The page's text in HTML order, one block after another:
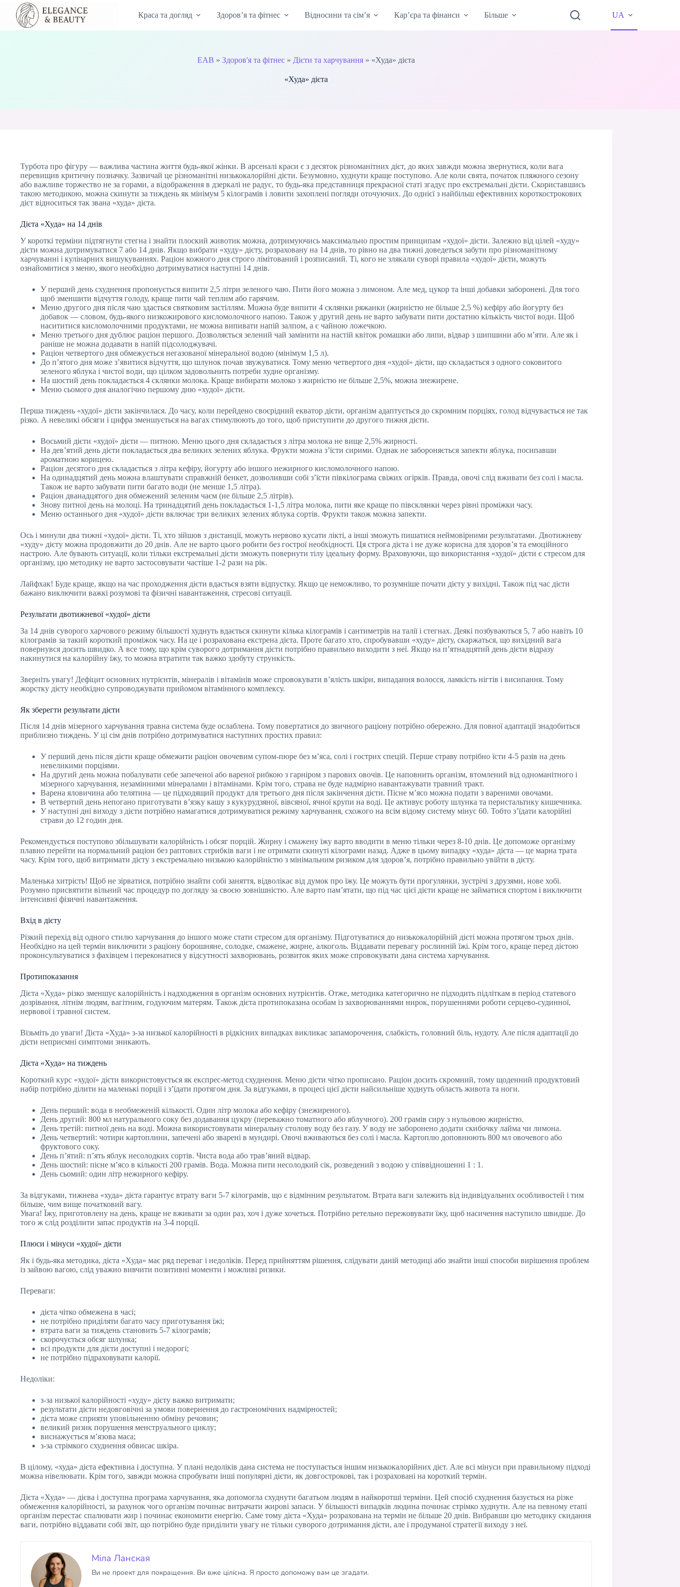
Перейти
вмісту
Краса та догляд Здоров’я та фітнес Відносини та сім’я Кар’єра та фінанси Більше UA
EAB » Здоров'я та фітнес» Дієти та харчування» «Худа» дієта
«Худа» дієта
Турбота про фігуру — важлива частина життя будь-якої жінки. В арсеналі краси є з десяток різноманітних дієт, до яких завжди можна звернутися, коли вага
перевищив критичну позначку. Зазвичай це різноманітні низькокалорійні дієти. Безумовно, худнути краще поступово. Але коли свята, початок пляжного сезону
або важливе торжество не за горами, а відображення в дзеркалі не радує, то будь-яка представниця прекрасної статі згадує про екстремальні дієти. Скориставшись
такою методикою, можна скинути за тиждень як мінімум 5 кілограмів і ловити захоплені погляди оточуючих. До однієї з найбільш ефективних короткострокових
дієт відноситься так звана «худа» дієта.
Дієта «Худа» на 14 днів
У короткі терміни підтягнути стегна і знайти плоский животик можна, дотримуючись максимально простим принципам «худої» дієти. Залежно від цілей «худу»
дієти можна дотримуватися 7 або 14 днів. Якщо вибрати «худу» дієту, розраховану на 14 днів, то рівно на два тижні доведеться забути про різноманітному
харчуванні і кулінарних вишукуваннях. Раціон кожного дня строго лімітований і розписаний. Ті, кого не злякали суворі правила «худої» дієти, можуть
ознайомитися з меню, якого необхідно дотримуватися наступні 14 днів.
У перший день схуднення пропонується випити 2,5 літри зеленого чаю. Пити його можна з лимоном. Але мед, цукор та інші добавки заборонені. Для того
щоб зменшити відчуття голоду, краще пити чай теплим або гарячим.
Меню другого дня після чаю здасться святковим застіллям. Можна буде випити 4 склянки ряжанки (жирністю не більше 2,5 %) кефіру або йогурту без
добавок — словом, будь-якого низкожирового кисломолочного напою. Також у другий день не варто забувати пити достатню кількість чистої води. Щоб
насититися кисломолочними продуктами, не можна випивати напій залпом, а є чайною ложечкою.
Меню третього дня дублює раціон першого. Дозволяється зелений чай замінити на настій квіток ромашки або липи, відвар з шипшини або м’яти. Але як і
раніше не можна додавати в напій підсолоджувачі.
Раціон четвертого дня обмежується негазованої мінеральної водою (мінімум 1,5 л).
До п’ятого дня може з’явитися відчуття, що шлунок почав звужуватися. Тому меню четвертого дня «худої» дієти, що складається з одного соковитого
зеленого яблука і чистої води, що цілком задовольнить потреби худне організму.
На шостий день покладається 4 склянки молока. Краще вибирати молоко з жирністю не більше 2,5%, можна знежирене.
Меню сьомого дня аналогічно першому дню «худої» дієти.
Перша тиждень «худої» дієти закінчилася. До часу, коли перейдено своєрідний екватор дієти, організм адаптується до скромним порціях, голод відчувається не так
різко. А невеликі обсяги і цифра зменшується на вагах стимулюють до того, щоб приступити до другого тижня дієти.
Восьмий дієти «худої» дієти — питною. Меню цього дня складається з літра молока не вище 2,5% жирності.
На дев’ятий день дієти покладається два великих зелених яблука. Фрукти можна з’їсти сирими. Однак не забороняється запекти яблука, посипавши
ароматною корицею.
Раціон десятого дня складається з літра кефіру, йогурту або іншого нежирного кисломолочного напою.
На одинадцятий день можна влаштувати справжній бенкет, дозволивши собі з’їсти півкілограма свіжих огірків. Правда, овочі слід вживати без солі і масла.
Також не варто забувати пити багато води (не менше 1,5 літра).
Раціон дванадцятого дня обмежений зеленим чаєм (не більше 2,5 літрів).
Знову питної день на молоці. На тринадцятий день покладається 1-1,5 літра молока, пити яке краще по півсклянки через рівні проміжки часу.
Меню останнього дня «худої» дієти включає три великих зелених яблука сортів. Фрукти також можна запекти.
Ось і минули два тижні «худої» дієти. Ті, хто зійшов з дистанції, можуть нервово кусати лікті, а інші зможуть пишатися неймовірними результатами. Двотижневу
«худу» дієту можна продовжити до 20 днів. Але не варто цього робити без гострої необхідності. Ця строга дієта і не дуже корисна для здоров’я та емоційного
настрою. Але бувають ситуації, коли тільки екстремальні дієти зможуть повернути тілу ідеальну форму. Враховуючи, що використання «худої» дієти є стресом для
організму, цю методику не варто застосовувати частіше 1-2 рази на рік.
Лайфхак! Буде краще, якщо на час проходження дієти вдасться взяти відпустку. Якщо це неможливо, то розумніше почати дієту у вихідні. Також під час дієти
бажано виключити важкі розумові та фізичні навантаження, стресові ситуації.
Результати двотижневої «худої» дієти
За 14 днів суворого харчового режиму більшості худнуть вдається скинути кілька кілограмів і сантиметрів на талії і стегнах. Деякі позбуваються 5, 7 або навіть 10
кілограмів за такий короткий проміжок часу. На це і розрахована екстрена дієта. Проте багато хто, спробувавши «худу» дієту, скаржаться, що вихідний вага
повернувся досить швидко. А все тому, що крім суворого дотримання дієти потрібно правильно виходити з неї. Якщо на п’ятнадцятий день дієти відразу
накинутися на калорійну їжу, то можна втратити так важко здобуту стрункість.
Зверніть увагу! Дефіцит основних нутрієнтів, мінералів і вітамінів може спровокувати в’ялість шкіри, випадання волосся, ламкість нігтів і висипання. Тому
жорстку дієту необхідно супроводжувати прийомом вітамінного комплексу.
Як зберегти результати дієти
Після 14 днів мізерного харчування травна система буде ослаблена. Тому повертатися до звичного раціону потрібно обережно. Для повної адаптації знадобиться
приблизно тиждень. У ці сім днів потрібно дотримуватися наступних простих правил:
У перший день після дієти краще обмежити раціон овочевим супом-пюре без м’яса, солі і гострих спецій. Перше страву потрібно їсти 4-5 разів на день
невеликими порціями.
На другий день можна побалувати себе запеченої або вареної рибкою з гарніром з парових овочів. Це наповнить організм, втомлений від одноманітного і
мізерного харчування, незамінними мінералами і вітамінами. Крім того, страва не буде надмірно навантажувати травний тракт.
Варена яловичина або телятина — це підходящий продукт для третього дня після закінчення дієти. Пісне м’ясо можна подати з вареними овочами.
В четвертий день непогано приготувати в’язку кашу з кукурудзяної, вівсяної, ячної крупи на воді. Це активує роботу шлунка та перистальтику кишечника.
У наступні дні виходу з дієти потрібно намагатися дотримуватися режиму харчування, схожого на всім відому систему мінус 60. Тобто з’їдати калорійні
страви до 12 годин дня.
Рекомендується поступово збільшувати калорійність і обсяг порцій. Жирну і смажену їжу варто вводити в меню тільки через 8-10 днів. Це допоможе організму
плавно перейти на нормальний раціон без раптових стрибків ваги і не отримати скинуті кілограми назад. Адже в цьому випадку «худа» дієта — це марна трата
часу. Крім того, щоб витримати дієту з екстремально низькою калорійністю з мінімальним ризиком для здоров’я, потрібно правильно увійти в дієту.
Маленька хитрість! Щоб не зірватися, потрібно знайти собі заняття, відволікає від думок про їжу. Це можуть бути прогулянки, зустрічі з друзями, нове хобі.
Розумно присвятити вільний час процедур по догляду за своєю зовнішністю. Але варто пам’ятати, що під час цієї дієти краще не займатися спортом і виключити
інтенсивні фізичні навантаження.
Вхід в дієту
Різкий перехід від одного стилю харчування до іншого може стати стресом для організму. Підготуватися до низькокалорійній дієті можна протягом трьох днів.
Необхідно на цей термін виключити з раціону борошняне, солодке, смажене, жирне, алкоголь. Віддавати перевагу рослинній їжі. Крім того, краще перед дієтою
проконсультуватися з фахівцем і переконатися у відсутності захворювань, розвиток яких може спровокувати дана система харчування.
Протипоказання
Дієта «Худа» різко зменшує калорійність і надходження в організм основних нутрієнтів. Отже, методика категорично не підходить підліткам в період статевого
дозрівання, літнім людям, вагітним, годуючим матерям. Також дієта протипоказана особам із захворюваннями нирок, порушеннями роботи серцево-судинної,
нервової і травної систем.
Візьміть до уваги! Дієта «Худа» з-за низької калорійності в рідкісних випадках викликає запаморочення, слабкість, головний біль, нудоту. Але після адаптації до
дієти неприємні симптоми зникають.
Дієта «Худа» на тиждень
Короткий курс «худої» дієти використовується як експрес-метод схуднення. Меню дієти чітко прописано. Раціон досить скромний, тому щоденний продуктовий
набір потрібно ділити на маленькі порції і з’їдати протягом дня. За відгуками, в процесі цієї дієти найсильніше худнуть область живота та ноги.
День перший: вода в необмеженій кількості. Один літр молока або кефіру (знежиреного).
День другий: 800 мл натурального соку без додавання цукру (переважно томатного або яблучного). 200 грамів сиру з нульовою жирністю.
День третій: питної день на воді. Можна використовувати мінеральну столову воду без газу. У воду не заборонено додати скибочку лайма чи лимона.
День четвертий: чотири картоплини, запечені або зварені в мундирі. Овочі вживаються без солі і масла. Картоплю доповнюють 800 мл овочевого або
фруктового соку.
День п’ятий: п’ять яблук несолодких сортів. Чиста вода або трав’яний відвар.
День шостий: пісне м’ясо в кількості 200 грамів. Вода. Можна пити несолодкий сік, розведений з водою у співвідношенні 1 : 1.
День сьомий: один літр нежирного кефіру.
За відгуками, тижнева «худа» дієта гарантує втрату ваги 5-7 кілограмів, що є відмінним результатом. Втрата ваги залежить від індивідуальних особливостей і тим
більше, чим вище початковий вагу.
Увага! Їжу, приготовлену на день, краще не вживати за один раз, хоч і дуже хочеться. Потрібно ретельно пережовувати їжу, щоб насичення наступило швидше. До
того ж слід розділити запас продуктів на 3-4 порції.
Плюси і мінуси «худої» дієти
Як і будь-яка методика, дієта «Худа» має ряд переваг і недоліків. Перед прийняттям рішення, слідувати даній методиці або знайти інші способи вирішення проблем
із зайвою вагою, слід уважно вивчити позитивні моменти і можливі ризики.
Переваги:
дієта чітко обмежена в часі;
не потрібно приділяти багато часу приготування їжі;
втрата ваги за тиждень становить 5-7 кілограмів;
скорочується обсяг шлунка;
всі продукти для дієти доступні і недорогі;
не потрібно підраховувати калорії.
Недоліки:
з-за низької калорійності «худу» дієту важко витримати;
результати дієти недовговічні за умови повернення до гастрономічних надмірностей;
дієта може сприяти уповільненню обміну речовин;
великий ризик порушення менструального циклу;
виснажується м’язова маса;
з-за стрімкого схуднення обвисає шкіра.
В цілому, «худа» дієта ефективна і доступна. У плані недоліків дана система не поступається іншим низькокалорійних дієт. Але всі мінуси при правильному підході
можна нівелювати. Крім того, завжди можна спробувати інші популярні дієти, як довгострокові, так і розраховані на короткий термін.
Дієта «Худа» — дієва і доступна програма харчування, яка допомогла схуднути багатьом людям в найкоротші терміни. Цей спосіб схуднення базується на різке
обмеження калорійності, за рахунок чого організм починає витрачати жирові запаси. У більшості випадків людина починає стрімко худнути. Але на певному етапі
організм перестає спалювати жир і починає економити енергію. Саме тому дієта «Худа» розрахована на термін не більше 20 днів. Вибравши цю методику скидання
ваги, потрібно віддавати собі звіт, що потрібно буде приділити увагу не тільки суворого дотримання дієти, але і продуманої стратегії виходу з неї.
Міла Ланская
Ви не проект для покращення. Ви вже цілісна. Я просто допоможу вам це згадати.